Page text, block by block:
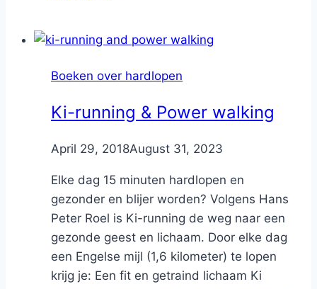
Boeken over hardlopen
Ki-running & Power walking
ByNicole
April 29, 2018August 31, 2023
Elke dag 15 minuten hardlopen en
gezonder en blijer worden? Volgens Hans
Peter Roel is Ki-running de weg naar een
gezonde geest en lichaam. Door elke dag
een Engelse mijl (1,6 kilometer) te lopen
krijg je: Een fit en getraind lichaam Ki